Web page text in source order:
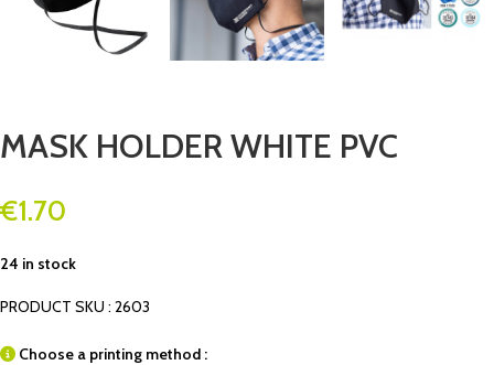
MASK HOLDER WHITE PVC
€1.70
24 in stock
PRODUCT SKU : 2603
Choose a printing method :